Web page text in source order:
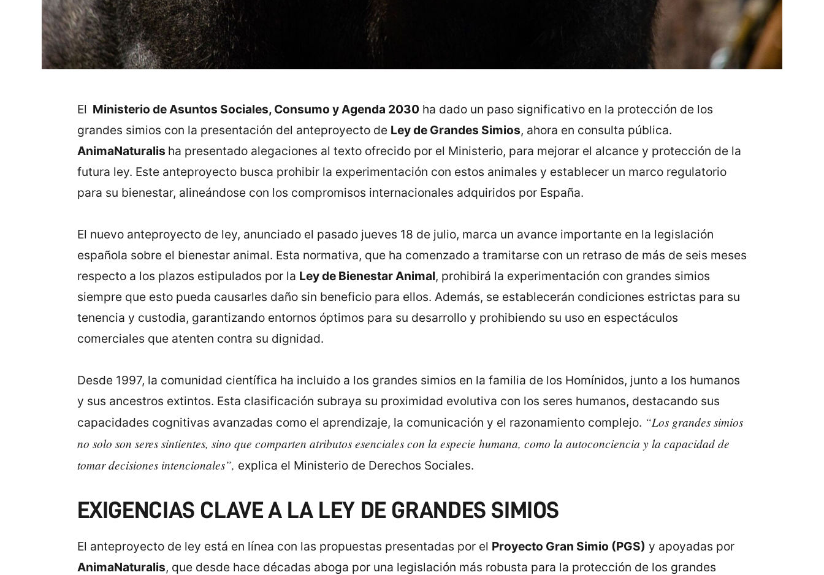
El Ministerio de Asuntos Sociales, Consumo y Agenda 2030ha dado un paso significativo en la protección de los
grandes simios con la presentación del anteproyecto de Ley de Grandes Simios, ahora en consulta pública.
AnimaNaturalis ha presentado alegaciones al texto ofrecido por el Ministerio, para mejorar el alcance y protección de la
futura ley. Este anteproyecto busca prohibir la experimentación con estos animales y establecer un marco regulatorio
para su bienestar, alineándose con los compromisos internacionales adquiridos por España.
El nuevo anteproyecto de ley, anunciado el pasado jueves 18 de julio, marca un avance importante en la legislación
española sobre el bienestar animal. Esta normativa, que ha comenzado a tramitarse con un retraso de más de seis meses
respecto a los plazos estipulados por la Ley de Bienestar Animal, prohibirá la experimentación con grandes simios
siempre que esto pueda causarles daño sin beneficio para ellos. Además, se establecerán condiciones estrictas para su
tenencia y custodia, garantizando entornos óptimos para su desarrollo y prohibiendo su uso en espectáculos
comerciales que atenten contra su dignidad.
Desde 1997, la comunidad científica ha incluido a los grandes simios en la familia de los Homínidos, junto a los humanos
y sus ancestros extintos. Esta clasificación subraya su proximidad evolutiva con los seres humanos, destacando sus
capacidades cognitivas avanzadas como el aprendizaje, la comunicación y el razonamiento complejo. “Los grandes simios
no solo son seres sintientes, sino que comparten atributos esenciales con la especie humana, como la autoconciencia y la capacidad de
tomar decisiones intencionales”, explica el Ministerio de Derechos Sociales.
EXIGENCIAS CLAVE A LA LEY DE GRANDES SIMIOS
El anteproyecto de ley está en línea con las propuestas presentadas por el Proyecto Gran Simio (PGS) y apoyadas por
AnimaNaturalis, que desde hace décadas aboga por una legislación más robusta para la protección de los grandes